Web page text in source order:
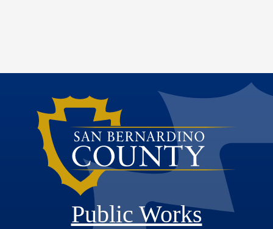
Public Works